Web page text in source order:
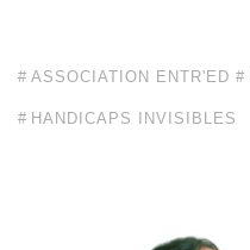
ASSOCIATION ENTR'ED
HANDICAPS INVISIBLES